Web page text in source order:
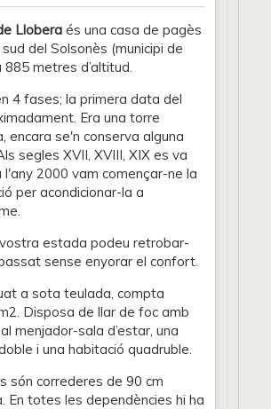
Llobera és una casa de pagès
del Solsonès (municipi de
885 metres d’altitud.
4 fases; la primera data del
Era una torre
encara se'n conserva alguna
segles XVII, XVIII, XIX es va
l'any 2000 vam començar-ne la
per acondicionar-la a
estada podeu retrobar-
sense enyorar el confort.
a sota teulada, compta
Disposa de llar de foc amb
menjador-sala d’estar, una
i una habitació quadruble.
són correderes de 90 cm
En totes les dependències hi ha